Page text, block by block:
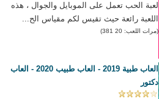
لعبة الحب تعمل على الموبايل والجوال ، هذه
اللعبة رائعة حيث تقيس لكم مقياس الح...
(مرات اللعب: 20 381)
العاب طبية 2019 - العاب طبيب 2020 - العاب
دكتور